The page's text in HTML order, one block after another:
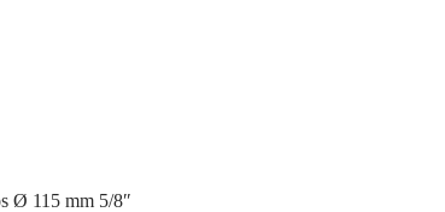
Ø 115 mm 5/8″